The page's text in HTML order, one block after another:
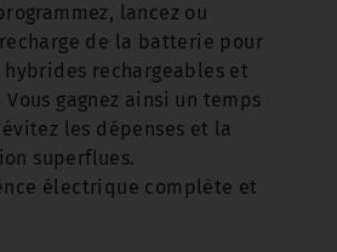
lancez ou
de la batterie pour
hybrides rechargeables et
gagnez ainsi un temps
les dépenses et la
superflues.
électrique complète et